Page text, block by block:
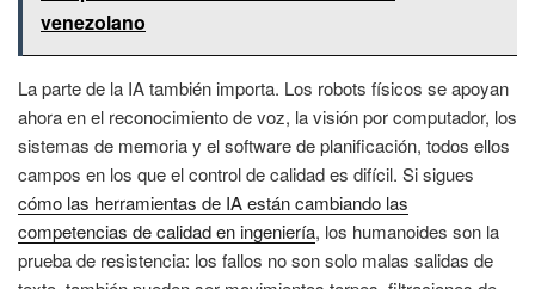
venezolano
La parte de la IA también importa. Los robots físicos se apoyan
ahora en el reconocimiento de voz, la visión por computador, los
sistemas de memoria y el software de planificación, todos ellos
campos en los que el control de calidad es difícil. Si sigues
cómo las herramientas de IA están cambiando las
competencias de calidad en ingeniería, los humanoides son la
prueba de resistencia: los fallos no son solo malas salidas de